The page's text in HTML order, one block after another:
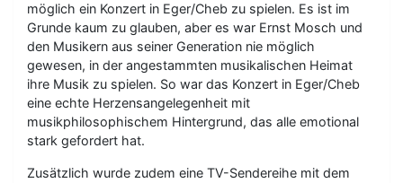
möglich ein Konzert in Eger/Cheb zu spielen. Es ist im
Grunde kaum zu glauben, aber es war Ernst Mosch und
den Musikern aus seiner Generation nie möglich
gewesen, in der angestammten musikalischen Heimat
ihre Musik zu spielen. So war das Konzert in Eger/Cheb
eine echte Herzensangelegenheit mit
musikphilosophischem Hintergrund, das alle emotional
stark gefordert hat.
Zusätzlich wurde zudem eine TV-Sendereihe mit dem